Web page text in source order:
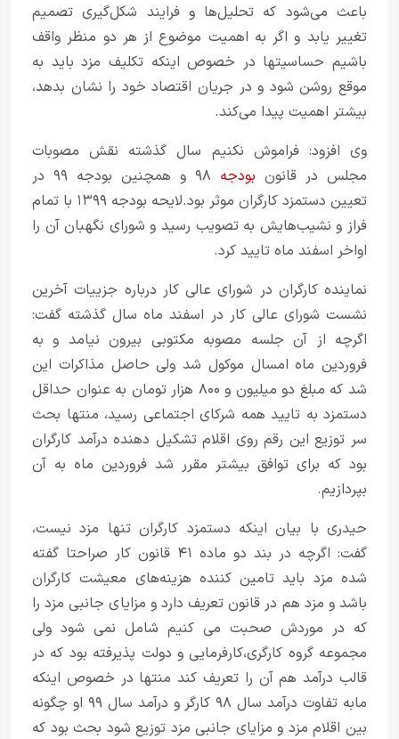
باعث می‌شود که تحلیل‌ها و فرایند شکل‌گیری تصمیم
تغییر یابد و اگر به اهمیت موضوع از هر دو منظر واقف
باشیم حساسیتها در خصوص اینکه تکلیف مزد باید به
موقع روشن شود و در جریان اقتصاد خود را نشان بدهد،
بیشتر اهمیت پیدا می‌کند.
وی افزود: فراموش نکنیم سال گذشته نقش مصوبات
مجلس در قانون بودجه
۹۸ و همچنین بودجه ۹۹ در
تعیین دستمزد کارگران موثر بود.لایحه بودجه ۱۳۹۹ با تمام
فراز و نشیب‌هایش به تصویب رسید و شورای نگهبان آن را
اواخر اسفند ماه تایید کرد.
نماینده کارگران در شورای عالی کار درباره جزییات آخرین
نشست شورای عالی کار در اسفند ماه سال گذشته گفت:
اگرچه از آن جلسه مصوبه مکتوبی بیرون نیامد و به
فروردین ماه امسال موکول شد ولی حاصل مذاکرات این
شد که مبلغ دو میلیون و ۸۰۰ هزار تومان به عنوان حداقل
دستمزد به تایید همه شرکای اجتماعی رسید، منتها بحث
سر توزیع این رقم روی اقلام تشکیل دهنده درآمد کارگران
بود که برای توافق بیشتر مقرر شد فروردین ماه به آن
بپردازیم.
حیدری با بیان اینکه دستمزد کارگران تنها مزد نیست،
گفت: اگرچه در بند دو ماده ۴۱ قانون کار صراحتا گفته
شده مزد باید تامین کننده هزینه‌های معیشت کارگران
باشد و مزد هم در قانون تعریف دارد و مزایای جانبی مزد را
که در موردش صحبت می کنیم شامل نمی شود ولی
مجموعه گروه کارگری،کارفرمایی و دولت پذیرفته بود که در
قالب درآمد هم آن را تعریف کند منتها در خصوص اینکه
مابه تفاوت درآمد سال ۹۸ کارگر و درآمد سال ۹۹ او چگونه
بین اقلام مزد و مزایای جانبی مزد توزیع شود بحث بود که